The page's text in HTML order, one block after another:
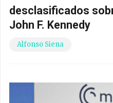
desclasificados
John F. Kennedy
Alfonso Siena